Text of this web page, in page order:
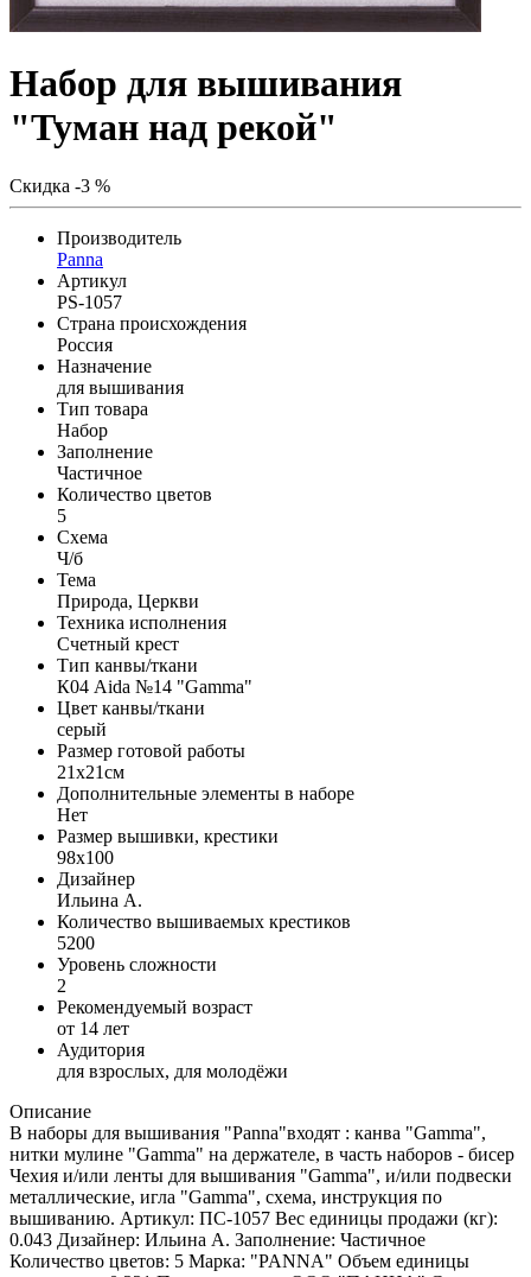
Набор для вышивания
"Туман над рекой"
Скидка -3 %
Производитель
Panna
Артикул
PS-1057
Страна происхождения
Россия
Назначение
для вышивания
Тип товара
Набор
Заполнение
Частичное
Количество цветов
5
Схема
Ч/б
Тема
Природа, Церкви
Техника исполнения
Счетный крест
Тип канвы/ткани
К04 Aida №14 "Gamma"
Цвет канвы/ткани
серый
Размер готовой работы
21x21см
Дополнительные элементы в наборе
Нет
Размер вышивки, крестики
98x100
Дизайнер
Ильина А.
Количество вышиваемых крестиков
5200
Уровень сложности
2
Рекомендуемый возраст
от 14 лет
Аудитория
для взрослых, для молодёжи
Описание
В наборы для вышивания "Panna"входят : канва "Gamma",
нитки мулине "Gamma" на держателе, в часть наборов - бисер
Чехия и/или ленты для вышивания "Gamma", и/или подвески
металлические, игла "Gamma", схема, инструкция по
вышиванию. Артикул: ПС-1057 Вес единицы продажи (кг):
0.043 Дизайнер: Ильина А. Заполнение: Частичное
Количество цветов: 5 Марка: "PANNA" Объем единицы